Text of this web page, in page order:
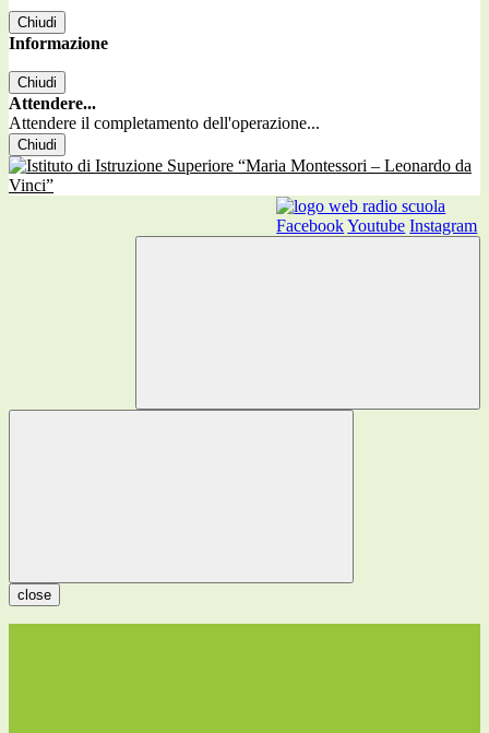
Chiudi
Informazione
Chiudi
Attendere...
Attendere il completamento dell'operazione...
Chiudi
FacebookYoutube Instagram
close